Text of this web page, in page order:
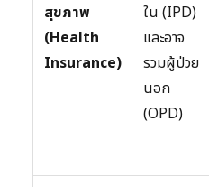
สุขภาพ
(Health
Insurance)
ใน (IPD)
และอาจ
รวมผู้ป่วย
นอก
(OPD)